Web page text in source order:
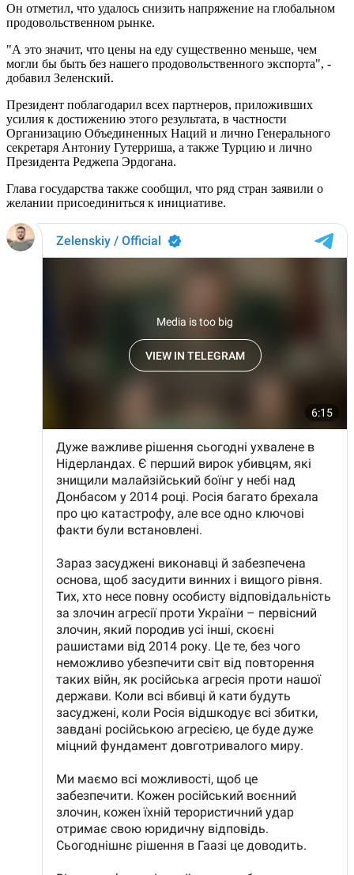
Он отметил, что удалось снизить напряжение на глобальном
продовольственном рынке.
"А это значит, что цены на еду существенно меньше, чем
могли бы быть без нашего продовольственного экспорта", -
добавил Зеленский.
Президент поблагодарил всех партнеров, приложивших
усилия к достижению этого результата, в частности
Организацию Объединенных Наций и лично Генерального
секретаря Антониу Гутерриша, а также Турцию и лично
Президента Реджепа Эрдогана.
Глава государства также сообщил, что ряд стран заявили о
желании присоединиться к инициативе.